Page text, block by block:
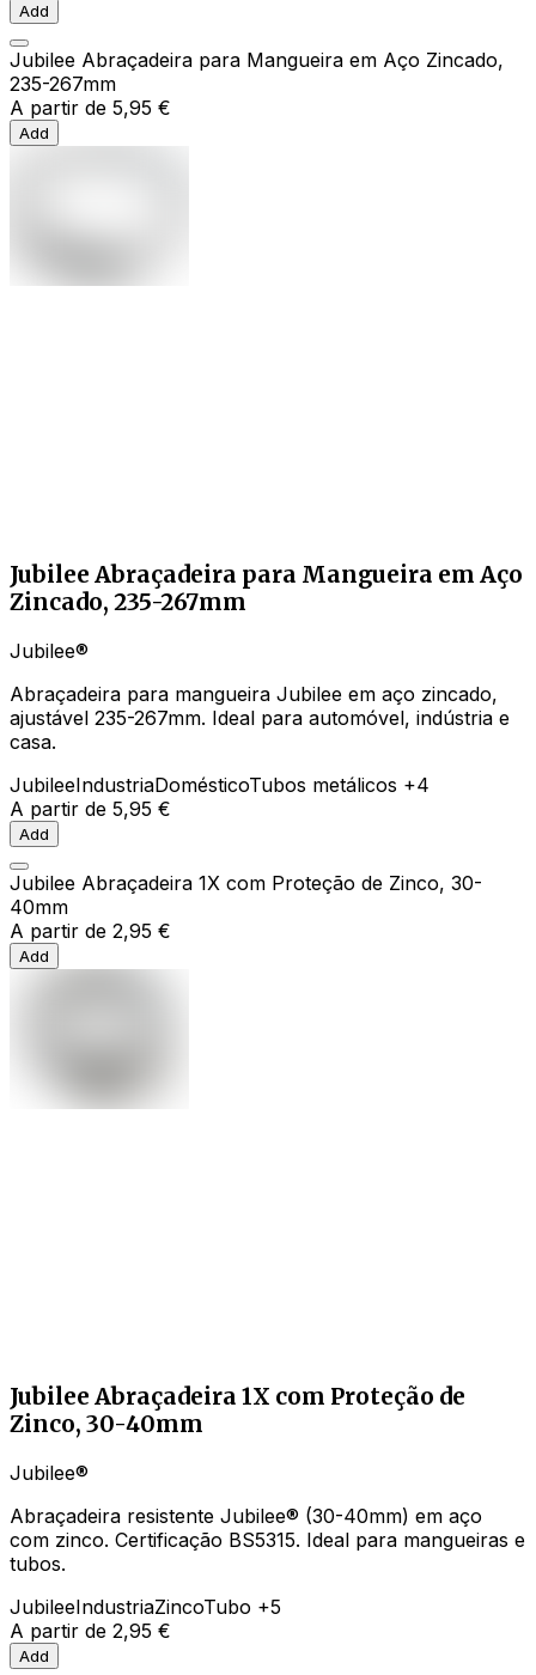
Add
Jubilee Abraçadeira para Mangueira em Aço Zincado,
235-267mm
A partir de 5,95 €
Add
Jubilee Abraçadeira para Mangueira em Aço
Zincado, 235-267mm
Jubilee®
Abraçadeira para mangueira Jubilee em aço zincado,
ajustável 235-267mm. Ideal para automóvel, indústria e
casa.
JubileeIndustriaDomésticoTubos metálicos +4
A partir de 5,95 €
Add
Jubilee Abraçadeira 1X com Proteção de Zinco, 30-
40mm
A partir de 2,95 €
Add
Jubilee Abraçadeira 1X com Proteção de
Zinco, 30-40mm
Jubilee®
Abraçadeira resistente Jubilee® (30-40mm) em aço
com zinco. Certificação BS5315. Ideal para mangueiras e
tubos.
JubileeIndustriaZincoTubo +5
A partir de 2,95 €
Add